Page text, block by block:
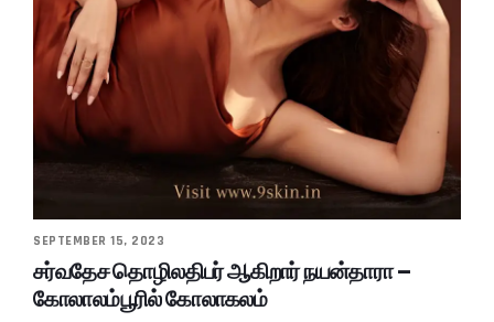
SEPTEMBER 15, 2023
சர்வதேச தொழிலதிபர் ஆகிறார் நயன்தாரா –
கோலாலம்பூரில் கோலாகலம்